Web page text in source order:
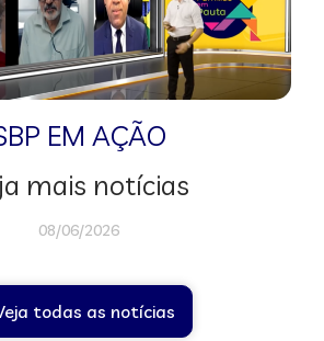
EM AÇÃO
mais notícias
08/06/2026
todas as notícias